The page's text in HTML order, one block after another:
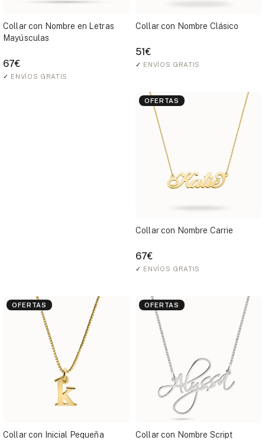
Collar con Nombre en Letras
Mayúsculas
67€
✓ ENVÍOS GRATIS
Collar con Nombre Clásico
51€
✓ ENVÍOS GRATIS
OFERTAS
Collar con Nombre Carrie
67€
✓ ENVÍOS GRATIS
OFERTAS
Collar con Inicial Pequeña
OFERTAS
Collar con Nombre Script